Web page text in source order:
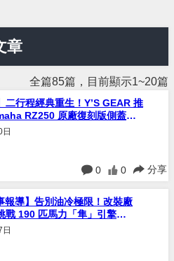
章
全篇85篇，目前顯示1~20篇
二行程經典重生！Y’S GEAR 推
RZ250 原廠復刻版側蓋與
0 0 分享
報導】告別油冷極限！改裝廠
戰 190 匹馬力「隼」引擎
解析